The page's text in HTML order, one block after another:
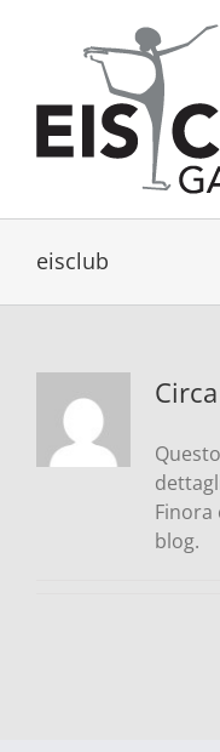
eisclub
Circa
Finora
blog.